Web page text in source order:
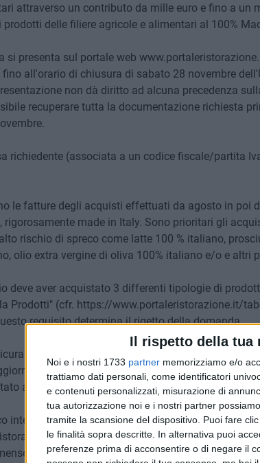
Il rispetto della tua
Noi e i nostri 1733 partner memorizziamo e/o
trattiamo dati personali, come identificatori
e contenuti personalizzati, misurazione di
tua autorizzazione noi e i nostri partner
tramite la scansione del dispositivo. Puoi fare
le finalità sopra descritte. In alternativa puoi
preferenze prima di acconsentire o di negare il
attraverso un contributo da mille euro e fino a un
delle filiere agricole e alimentari al 100%
si presenta sul portale web
fino all'orario di chiusura di sabato 28 novembre
non dà diritto ad alcuna precedenza
recuperare tutta la documentazione richiesta
richiedente (associata a un codice fiscale/partita
le fatture degli acquisti effettuati da agosto in poi
rigorosamente made in Italy. Sono prioritari gli
rischio di spreco come latte 100 % italiano,
olio extra vergine di oliva 100% italiano e/o e altri
deve aver acquistato 3 differenti tipologie di
Prodotti" (cfr. https://www.portaleristorazione.it/
requisito determina il rigetto della domanda.
che il codice fiscale sia quello indicato nella
e corrisponda quelli previsti nel decreto
all'impresa richiedente.
interessati sono i seguenti:
con somministrazione